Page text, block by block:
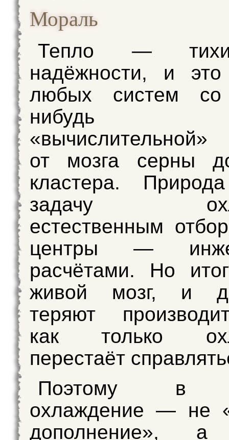
Мораль
Тепло —
надёжности, и это
любых систем со
нибудь
«вычислительной»
от мозга серны
кластера.
задачу
естественным
центры —
расчётами. Но
живой мозг, и
теряют
как только
перестаёт
Поэтому
охлаждение — не
дополнение», а